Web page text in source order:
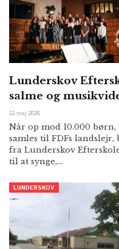
Lunderskov
salme og
12. maj 2026
Når op mod 10.000
samles til FDFs
fra Lunderskov
til at synge,…
LUNDERSKOV